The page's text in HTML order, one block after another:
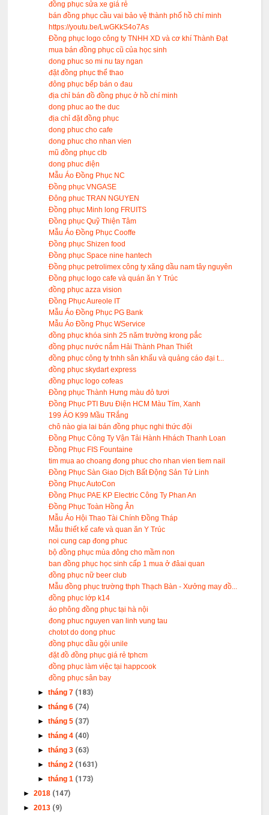
đồng phục sửa xe giá rẻ
bán đồng phục cầu vai bảo vệ thành phố hồ chí minh
https://youtu.be/LwGKkS4o7As
Đồng phục logo công ty TNHH XD và cơ khí Thành Đạt
mua bán đồng phục cũ của học sinh
dong phuc so mi nu tay ngan
đặt đồng phục thể thao
đông phục bếp bán o đau
địa chỉ bán đồ đồng phục ở hồ chí minh
dong phuc ao the duc
địa chỉ đặt đồng phục
dong phuc cho cafe
dong phuc cho nhan vien
mũ đồng phục clb
dong phuc điện
Mẫu Áo Đồng Phục NC
Đồng phục VNGASE
Đông phuc TRAN NGUYEN
Đồng phục Minh long FRUITS
Đồng phục Quỹ Thiện Tâm
Mẫu Áo Đồng Phục Cooffe
Đồng phục Shizen food
Đồng phục Space nine hantech
Đồng phục petrolimex công ty xăng dầu nam tây nguyên
Đồng phục logo cafe và quán ăn Y Trúc
đồng phục azza vision
Đồng Phục Aureole IT
Mẫu Áo Đồng Phục PG Bank
Mẫu Áo Đồng Phục WService
đồng phục khóa sinh 25 năm trường krong pắc
đồng phục nước nắm Hải Thành Phan Thiết
đồng phục công ty tnhh sân khấu và quảng cáo đại t...
đồng phục skydart express
đồng phục logo cofeas
Đồng phục Thành Hưng màu đỏ tươi
Đồng Phục PTI Bưu Điện HCM Màu Tím, Xanh
199 ÁO K99 Mầu TRắng
chô nào gia lai bán đồng phục nghi thức đội
Đồng Phục Công Ty Vận Tải Hành Hhách Thanh Loan
Đồng Phục FIS Fountaine
tim mua ao choang đong phuc cho nhan vien tiem nail
Đồng Phục Sàn Giao Dịch Bất Động Sản Tứ Linh
Đồng Phục AutoCon
Đồng Phục PAE KP Electric Công Ty Phan An
Đồng Phục Toàn Hồng Ân
Mẫu Áo Hội Thao Tài Chính Đồng Tháp
Mẫu thiết kế cafe và quan ăn Y Trúc
noi cung cap đong phuc
bộ đồng phục mùa đông cho mầm non
ban đồng phục học sinh cấp 1 mua ở đâai quan
đồng phục nữ beer club
Mẫu đồng phục trường thph Thạch Bàn - Xưởng may đồ...
đồng phục lớp k14
áo phông đồng phục tại hà nội
đong phuc nguyen van linh vung tau
chotot do dong phuc
đồng phục dầu gội unile
đặt đồ đồng phục giá rẻ tphcm
đồng phục làm việc tại happcook
đồng phục sân bay
►tháng 7 (183)
►tháng 6 (74)
►tháng 5 (37)
►tháng 4 (40)
►tháng 3 (63)
►tháng 2 (1631)
►tháng 1 (173)
►2018 (147)
►2013 (9)